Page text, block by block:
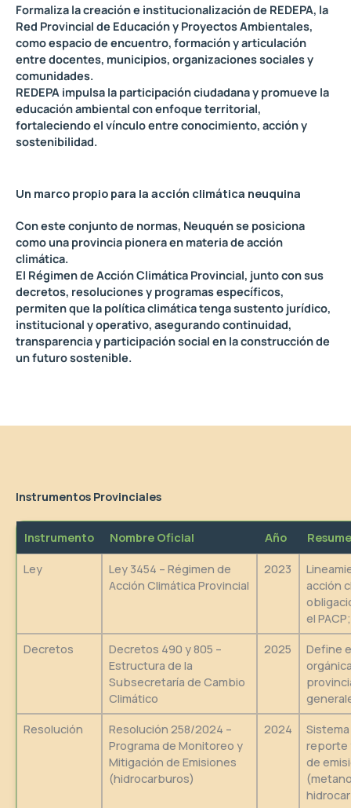
Formaliza la creación e institucionalización de REDEPA, la
Red Provincial de Educación y Proyectos Ambientales,
como espacio de encuentro, formación y articulación
entre docentes, municipios, organizaciones sociales y
comunidades.
REDEPA impulsa la participación ciudadana y promueve la
educación ambiental con enfoque territorial,
fortaleciendo el vínculo entre conocimiento, acción y
sostenibilidad.
Un marco propio para la acción climática neuquina
Con este conjunto de normas, Neuquén se posiciona
como una provincia pionera en materia de acción
climática.
El Régimen de Acción Climática Provincial, junto con sus
decretos, resoluciones y programas específicos,
permiten que la política climática tenga sustento jurídico,
institucional y operativo, asegurando continuidad,
transparencia y participación social en la construcción de
un futuro sostenible.
Instrumentos Provinciales
Instrumento Nombre Oficial Año
Ley
Ley 3454 – Régimen de
Acción Climática Provincial
2023
acción
el
Decretos
Decretos 490 y 805 –
Estructura de la
Subsecretaría de Cambio
Climático
2025
Define
Resolución
Resolución 258/2024 –
Programa de Monitoreo y
Mitigación de Emisiones
(hidrocarburos)
2024
reporte
de